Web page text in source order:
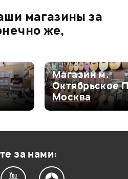
100%
0
0
магазины за
же,
Магазин м.
Октябрьское
Москва
за нами: